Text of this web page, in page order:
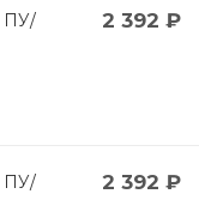
ПУ/
2 392 ₽
ПУ/
2 392 ₽